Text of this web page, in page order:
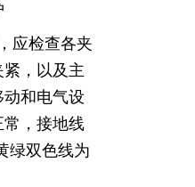
应检查各夹
，以及主
和电气设
，接地线
绿双色线为